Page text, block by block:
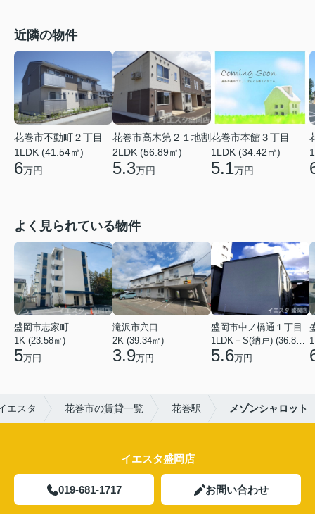
近隣の物件
花巻市不動町２丁目
1LDK (41.54㎡)
6万円
花巻市高木第２１地割
2LDK (56.89㎡)
5.3万円
花巻市本館３丁目
1LDK (34.42㎡)
5.1万円
よく見られている物件
盛岡市志家町
1K (23.58㎡)
5万円
滝沢市穴口
2K (39.34㎡)
3.9万円
盛岡市中ノ橋通１丁目
1LDK＋S(納戸) (36.80㎡)
5.6万円
エスタ 花巻市の賃貸一覧 花巻駅 メゾンシャロット
イエスタ盛岡店
019-681-1717 お問い合わせ